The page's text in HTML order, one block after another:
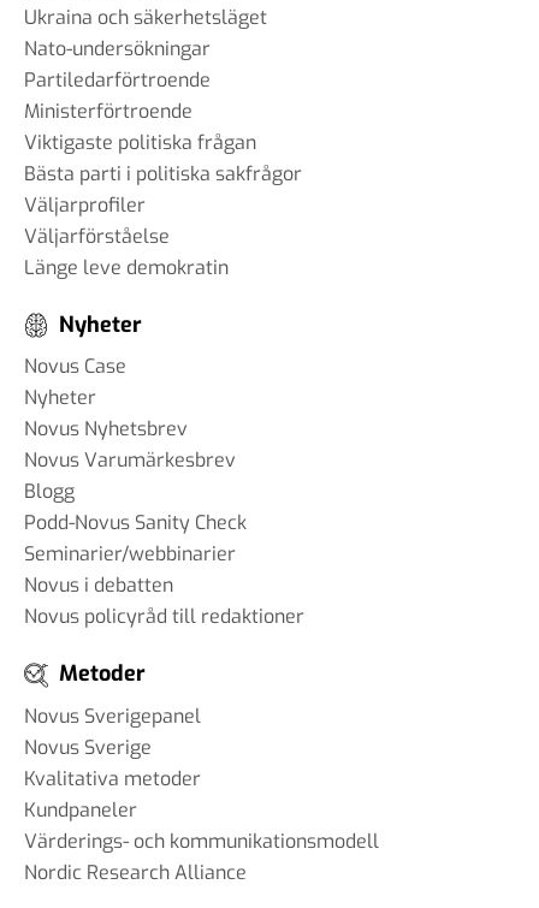
Ukraina och säkerhetsläget
Nato-undersökningar
Partiledarförtroende
Ministerförtroende
Viktigaste politiska frågan
Bästa parti i politiska sakfrågor
Väljarprofiler
Väljarförståelse
Länge leve demokratin
Nyheter
Novus Case
Nyheter
Novus Nyhetsbrev
Novus Varumärkesbrev
Blogg
Podd-Novus Sanity Check
Seminarier/webbinarier
Novus i debatten
Novus policyråd till redaktioner
Metoder
Novus Sverigepanel
Novus Sverige
Kvalitativa metoder
Kundpaneler
Värderings- och kommunikationsmodell
Nordic Research Alliance